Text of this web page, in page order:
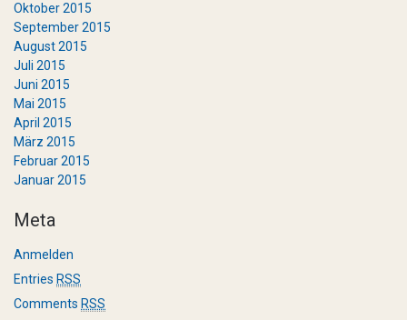
Oktober 2015
September 2015
August 2015
Juli 2015
Juni 2015
Mai 2015
April 2015
März 2015
Februar 2015
Januar 2015
Meta
Anmelden
Entries RSS
Comments RSS